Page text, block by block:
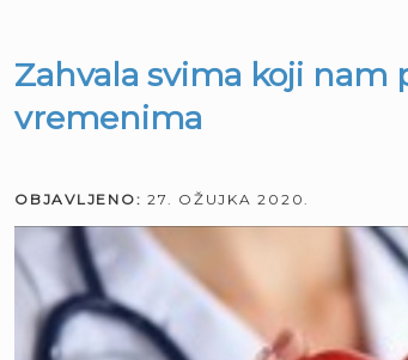
Zahvala svima koji
vremenima
OBJAVLJENO: 27. OŽUJKA 2020.